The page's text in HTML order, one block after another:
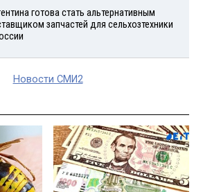
готова стать альтернативным
запчастей для сельхозтехники
Новости СМИ2